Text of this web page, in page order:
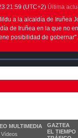
21:59 (UTC+2) Última
a la alcaldía de Iruñea
de Iruñea en la que no
posibilidad de gobernar".
MULTIMEDIA
Vídeos
GAZTEA
EL TIEMPO